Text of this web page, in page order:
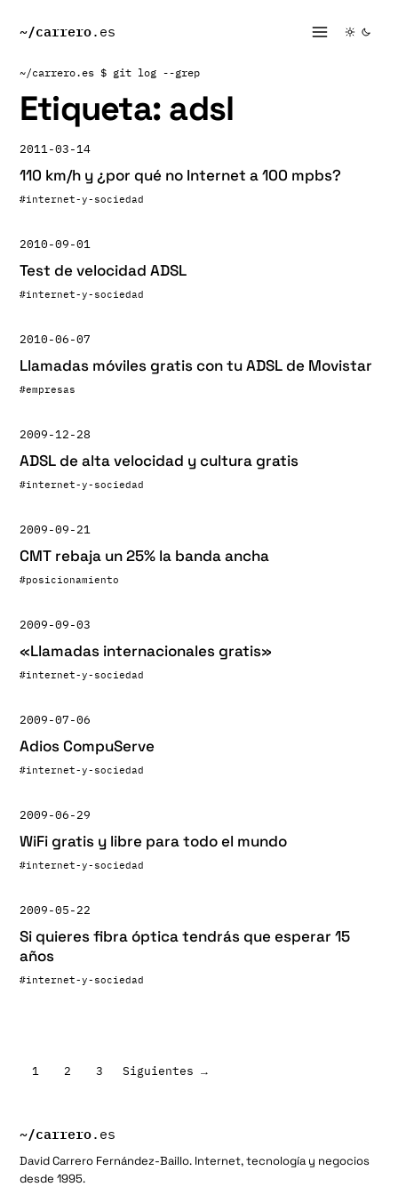
~/carrero.es
~/carrero.es $ git log --grep
Etiqueta: adsl
2011-03-14
110 km/h y ¿por qué no Internet a 100 mpbs?
#internet-y-sociedad
2010-09-01
Test de velocidad ADSL
#internet-y-sociedad
2010-06-07
Llamadas móviles gratis con tu ADSL de Movistar
#empresas
2009-12-28
ADSL de alta velocidad y cultura gratis
#internet-y-sociedad
2009-09-21
CMT rebaja un 25% la banda ancha
#posicionamiento
2009-09-03
«Llamadas internacionales gratis»
#internet-y-sociedad
2009-07-06
Adios CompuServe
#internet-y-sociedad
2009-06-29
WiFi gratis y libre para todo el mundo
#internet-y-sociedad
2009-05-22
Si quieres fibra óptica tendrás que esperar 15
años
#internet-y-sociedad
Paginación
entradas
1 2 3 Siguientes →
~/carrero.es
David Carrero Fernández-Baillo. Internet, tecnología y negocios
desde 1995.